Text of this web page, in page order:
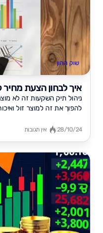
שוק ההון
איך לבחון הצעת
ניהול תיק השקעות זה לא
להפוך את זה למוצר זול
28/10/24 אין תגובות